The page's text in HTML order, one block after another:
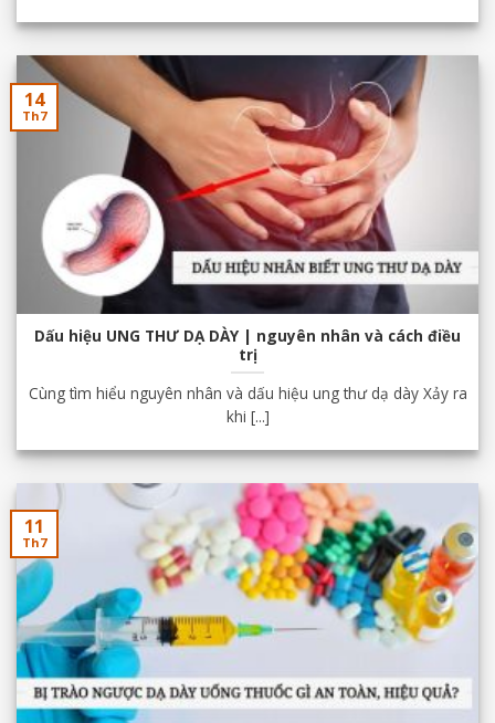
Dấu hiệu UNG THƯ DẠ DÀY | nguyên nhân và cách điều
trị
Cùng tìm hiểu nguyên nhân và dấu hiệu ung thư dạ dày Xảy ra
khi [...]
14
Th7
11
Th7